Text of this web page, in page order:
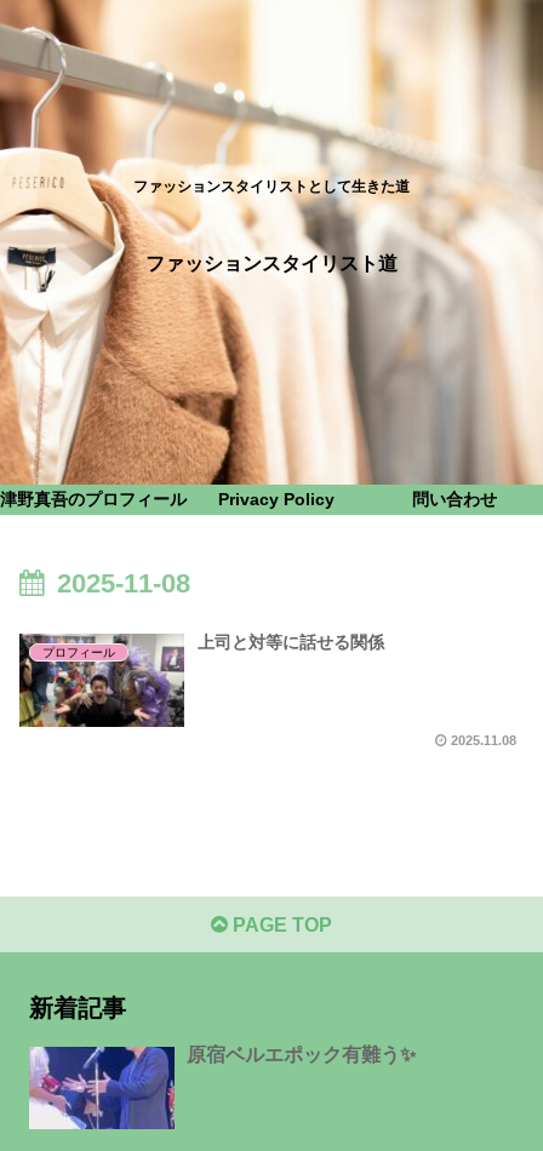
ファッションスタイリストとして生きた道
ファッションスタイリスト道
津野真吾のプロフィール Privacy Policy 問い合わせ
2025-11-08
プロフィール
上司と対等に話せる関係
2025.11.08
PAGE TOP
新着記事
原宿ベルエポック有難う✨